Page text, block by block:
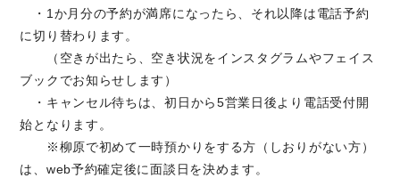
・1か月分の予約が満席になったら、それ以降は電話予約
に切り替わります。
（空きが出たら、空き状況をインスタグラムやフェイス
ブックでお知らせします）
・キャンセル待ちは、初日から5営業日後より電話受付開
始となります。
※柳原で初めて一時預かりをする方（しおりがない方）
は、web予約確定後に面談日を決めます。